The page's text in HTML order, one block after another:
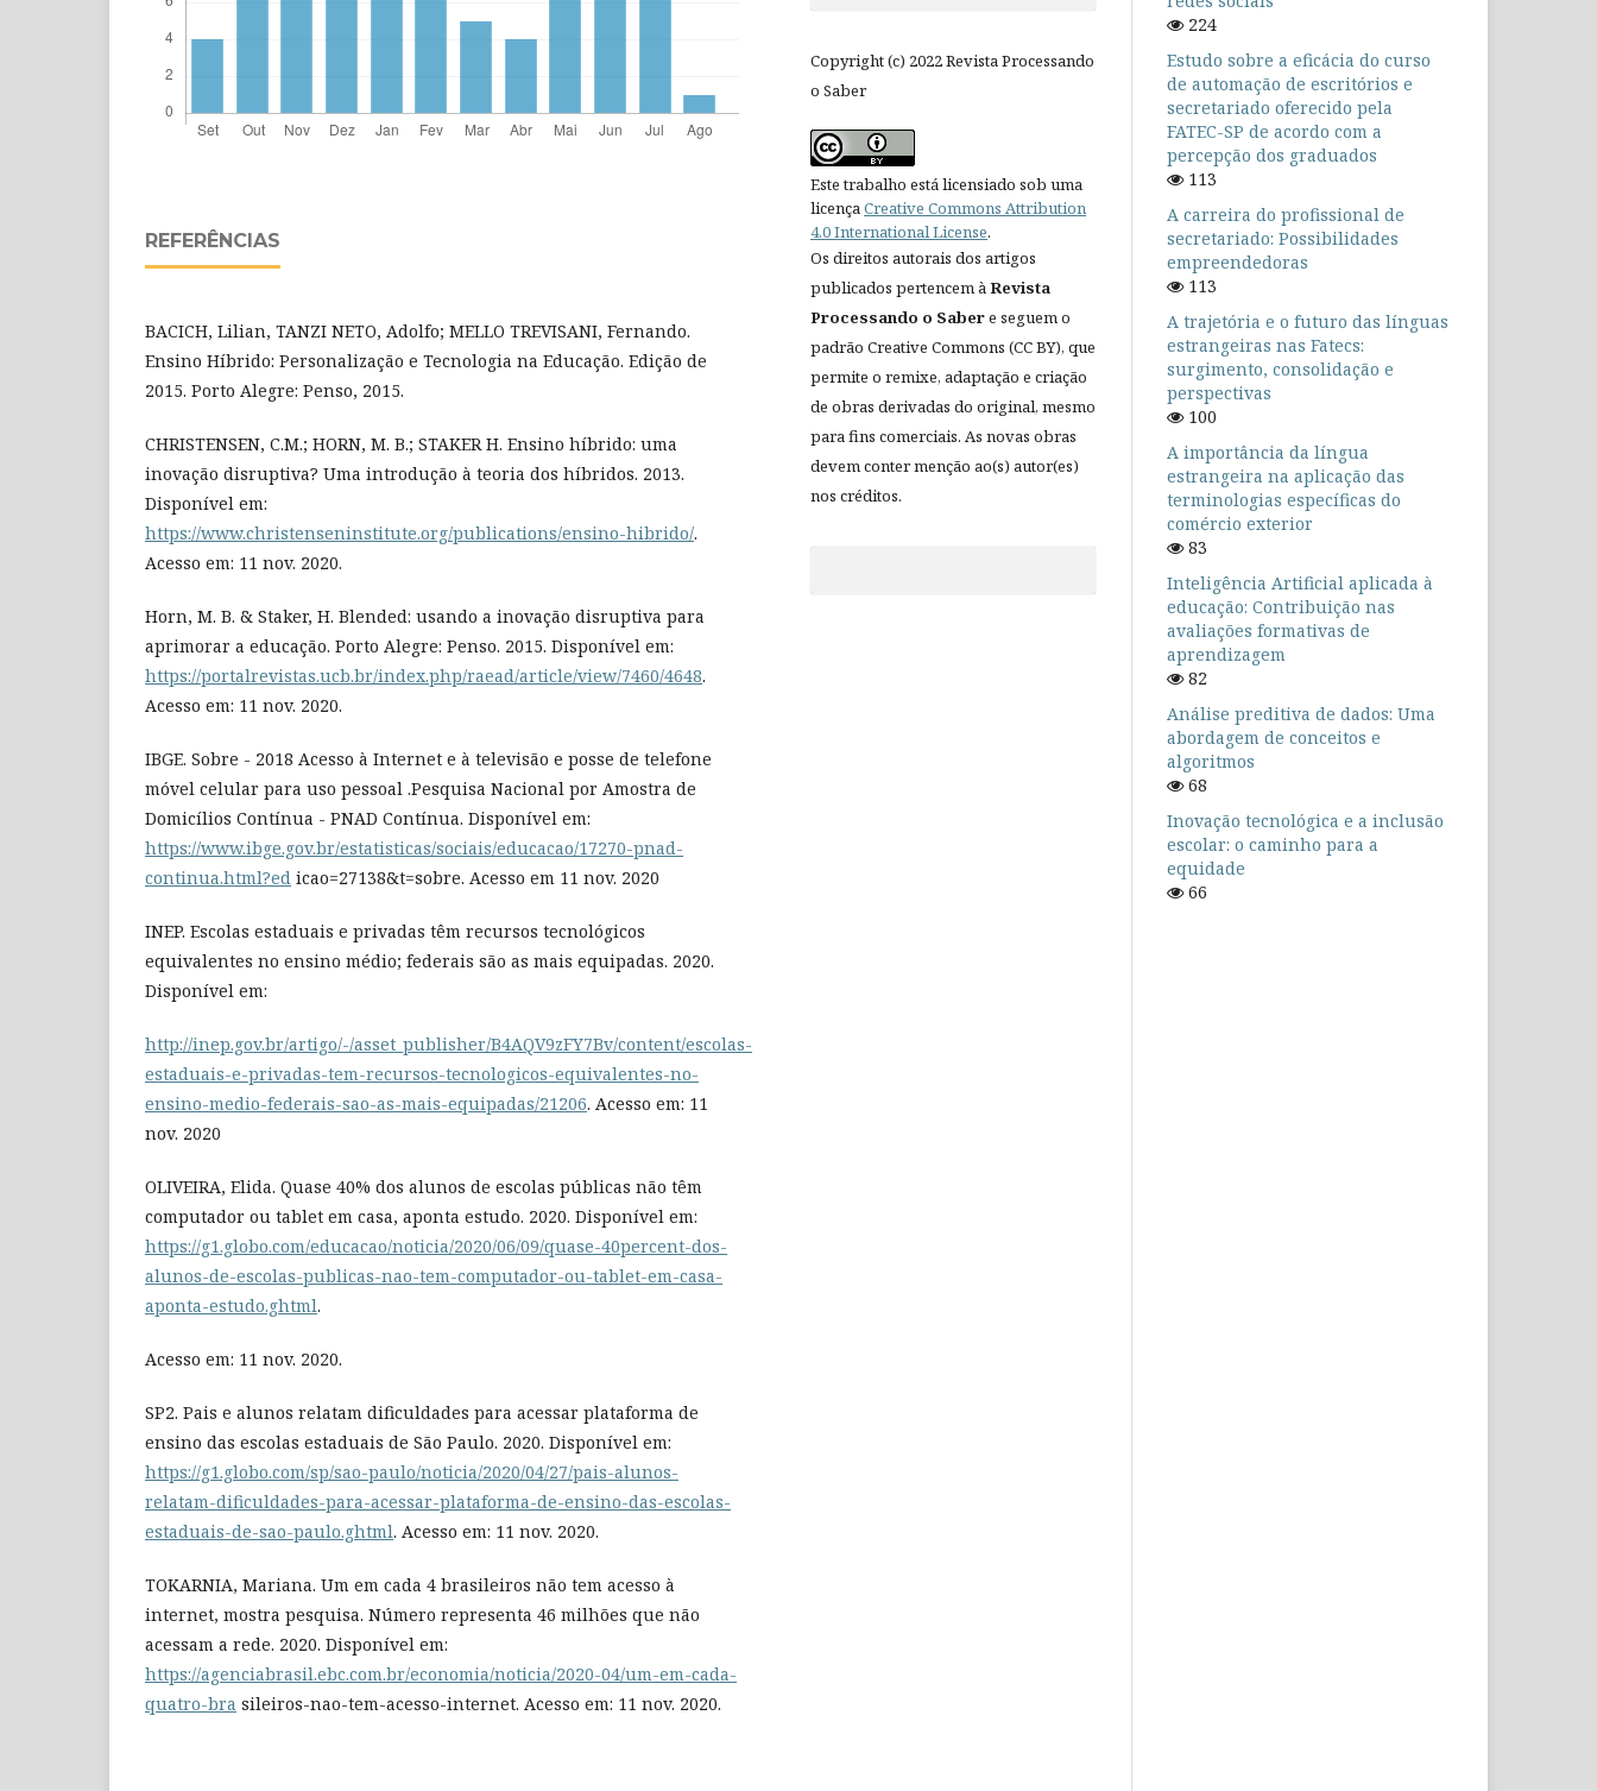
REFERÊNCIAS
BACICH, Lilian, TANZI NETO, Adolfo; MELLO TREVISANI, Fernando.
Ensino Híbrido: Personalização e Tecnologia na Educação. Edição de
2015. Porto Alegre: Penso, 2015.
CHRISTENSEN, C.M.; HORN, M. B.; STAKER H. Ensino híbrido: uma
inovação disruptiva? Uma introdução à teoria dos híbridos. 2013.
Disponível em:
https://www.christenseninstitute.org/publications/ensino-hibrido/.
Acesso em: 11 nov. 2020.
Horn, M. B. & Staker, H. Blended: usando a inovação disruptiva para
aprimorar a educação. Porto Alegre: Penso. 2015. Disponível em:
https://portalrevistas.ucb.br/index.php/raead/article/view/7460/4648.
Acesso em: 11 nov. 2020.
IBGE. Sobre - 2018 Acesso à Internet e à televisão e posse de telefone
móvel celular para uso pessoal .Pesquisa Nacional por Amostra de
Domicílios Contínua - PNAD Contínua. Disponível em:
https://www.ibge.gov.br/estatisticas/sociais/educacao/17270-pnad-
continua.html?ed icao=27138&t=sobre. Acesso em 11 nov. 2020
INEP. Escolas estaduais e privadas têm recursos tecnológicos
equivalentes no ensino médio; federais são as mais equipadas. 2020.
Disponível em:
http://inep.gov.br/artigo/-/asset_publisher/B4AQV9zFY7Bv/content/escolas-
estaduais-e-privadas-tem-recursos-tecnologicos-equivalentes-no-
ensino-medio-federais-sao-as-mais-equipadas/21206. Acesso em: 11
nov. 2020
OLIVEIRA, Elida. Quase 40% dos alunos de escolas públicas não têm
computador ou tablet em casa, aponta estudo. 2020. Disponível em:
https://g1.globo.com/educacao/noticia/2020/06/09/quase-40percent-dos-
alunos-de-escolas-publicas-nao-tem-computador-ou-tablet-em-casa-
aponta-estudo.ghtml.
Acesso em: 11 nov. 2020.
SP2. Pais e alunos relatam dificuldades para acessar plataforma de
ensino das escolas estaduais de São Paulo. 2020. Disponível em:
https://g1.globo.com/sp/sao-paulo/noticia/2020/04/27/pais-alunos-
relatam-dificuldades-para-acessar-plataforma-de-ensino-das-escolas-
estaduais-de-sao-paulo.ghtml. Acesso em: 11 nov. 2020.
TOKARNIA, Mariana. Um em cada 4 brasileiros não tem acesso à
internet, mostra pesquisa. Número representa 46 milhões que não
acessam a rede. 2020. Disponível em:
https://agenciabrasil.ebc.com.br/economia/noticia/2020-04/um-em-cada-
quatro-bra sileiros-nao-tem-acesso-internet. Acesso em: 11 nov. 2020.
Copyright (c) 2022 Revista Processando
o Saber
Este trabalho está licensiado sob uma
licençaCreative Commons Attribution
4.0 International License.
Os direitos autorais dos artigos
publicados pertencem àRevista
Processando o Sabere seguem o
padrão Creative Commons (CC BY), que
permite o remixe, adaptação e criação
de obras derivadas do original, mesmo
para fins comerciais. As novas obras
devem conter menção ao(s) autor(es)
nos créditos.
224
Estudo sobre a eficácia do curso
de automação de escritórios e
secretariado oferecido pela
FATEC-SP de acordo com a
percepção dos graduados
113
A carreira do profissional de
secretariado: Possibilidades
empreendedoras
113
A trajetória e o futuro das línguas
estrangeiras nas Fatecs:
surgimento, consolidação e
perspectivas
100
A importância da língua
estrangeira na aplicação das
terminologias específicas do
comércio exterior
83
Inteligência Artificial aplicada à
educação: Contribuição nas
avaliações formativas de
aprendizagem
82
Análise preditiva de dados: Uma
abordagem de conceitos e
algoritmos
68
Inovação tecnológica e a inclusão
escolar: o caminho para a
equidade
66